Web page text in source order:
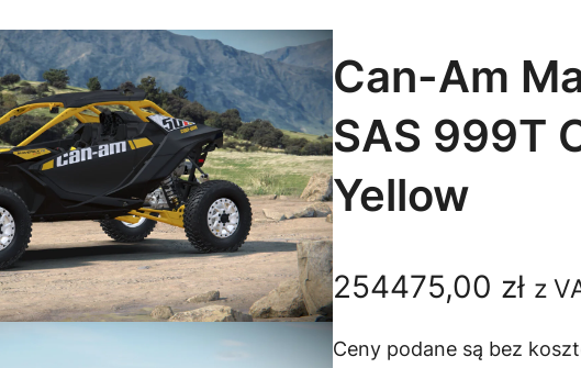
Can-Am
SAS 999T
Yellow
254475,00 zł z
Ceny podane są bez